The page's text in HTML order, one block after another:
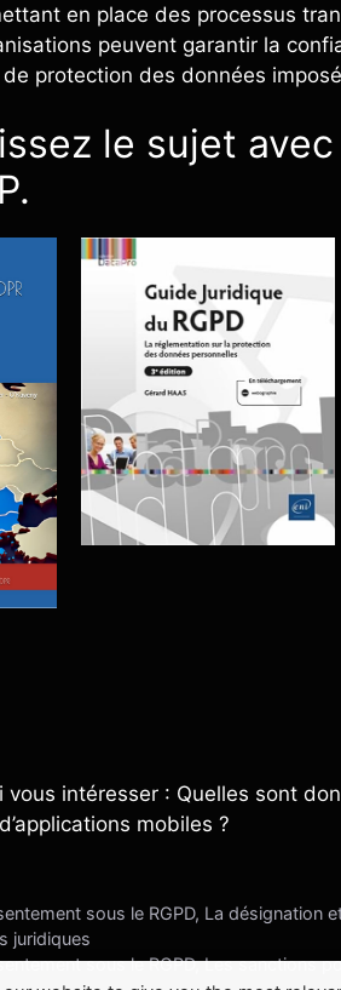
en place des processus
peuvent garantir la
protection des données
le sujet
vous intéresser : Quelles sont
mobiles ?
sous le RGPD, La
juridiques
sous le RGPD, Les sanctions